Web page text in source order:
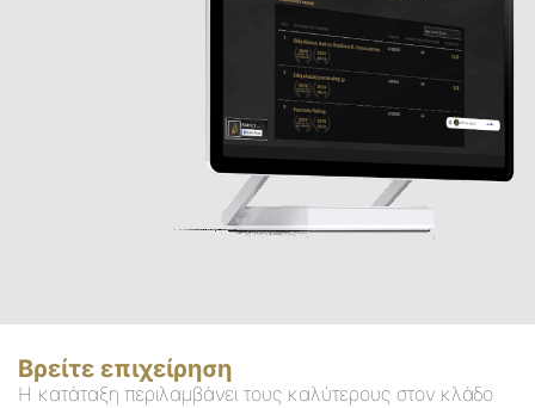
Βρείτε επιχείρηση
Η κατάταξη περιλαμβάνει τους καλύτερους στον κλάδο